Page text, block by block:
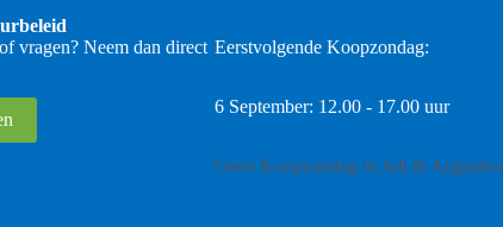
vragen? Neem dan direct Eerstvolgende Koopzondag:
6 September: 12.00 - 17.00 uur
Geen Koopzondag in Juli & Augustus